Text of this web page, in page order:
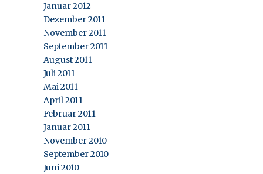
Januar 2012
Dezember 2011
November 2011
September 2011
August 2011
Juli 2011
Mai 2011
April 2011
Februar 2011
Januar 2011
November 2010
September 2010
Juni 2010